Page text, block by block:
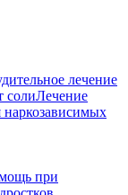
лечение
солиЛечение
наркозависимых
при